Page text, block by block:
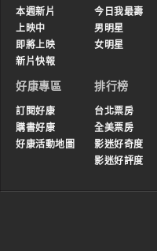
本週新片
上映中
即將上映
新片快報
今日我最壽
男明星
女明星
好康專區
訂閱好康
購書好康
好康活動地圖
排行榜
台北票房
全美票房
影迷好奇度
影迷好評度